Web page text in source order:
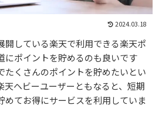
2024.03.18
開している楽天で利用できる楽天ポ
にポイントを貯めるのも良いです
たくさんのポイントを貯めたいとい
天ヘビーユーザーともなると、短期
めてお得にサービスを利用していま